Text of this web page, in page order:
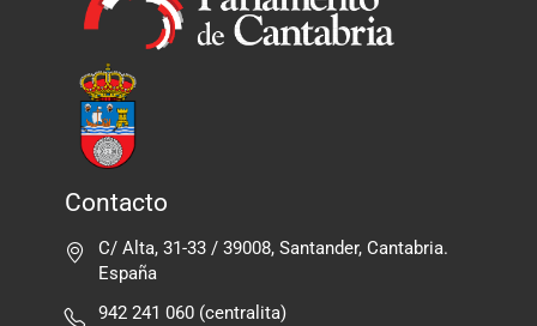
Contacto
C/ Alta, 31-33 / 39008, Santander, Cantabria.
España
942 241 060 (centralita)